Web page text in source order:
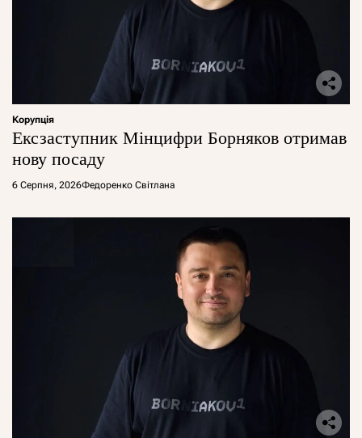
Корупція
Ексзаступник Мінцифри Борняков отримав
нову посаду
6 Серпня, 2026Федоренко Світлана